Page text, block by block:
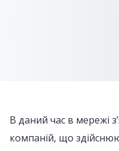
В даний час в мережі
компаній, що